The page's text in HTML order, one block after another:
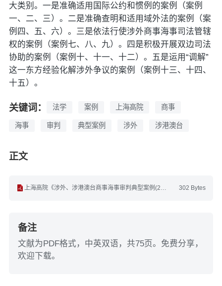
大类别。一是准确适用国际公约和惯例的案例（案例
一、二、三）。二是准确查明和适用域外法的案例（案
例四、五、六）。三是依法行使涉外商事海事司法管辖
权的案例（案例七、八、九）。四是积极开展双边司法
协助的案例（案例十、十一、十二）。五是运用“调解”
这一东方经验化解涉外争议的案例（案例十三、十四、
十五）。
关键词： 法学 案例 上海高院 商事
海事 审判 典型案例 涉外 涉港澳台
正文
302 Bytes
上海高院《涉外、涉港澳台商事海事审判典型案例(2023-2025)》(中英双语).pdf
备注
文献为PDF格式，中英双语，共75页。免费分享，
欢迎下载。